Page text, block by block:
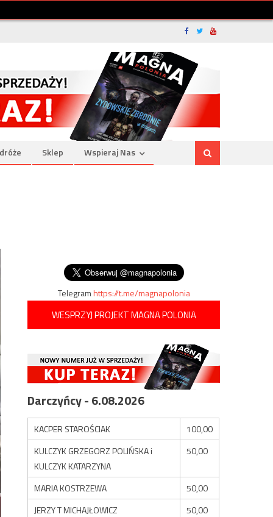
Sklep Wspieraj Nas
Telegramhttps://t.me/magnapolonia
WESPRZYJ PROJEKT MAGNA POLONIA
Darczyńcy - 6.08.2026
KACPER STAROŚCIAK
100,00
KULCZYK GRZEGORZ POLIŃSKA i
KULCZYK KATARZYNA
50,00
MARIA KOSTRZEWA
50,00
JERZY T MICHAJŁOWICZ
50,00